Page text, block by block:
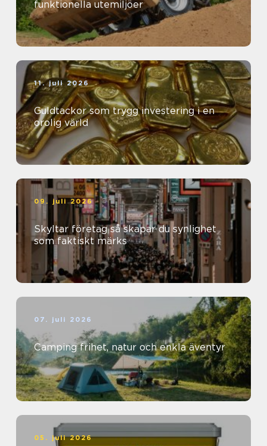
funktionella utemiljöer
11. juli 2026
Guldtackor som trygg investering i en
orolig värld
09. juli 2026
Skyltar företag så skapar du synlighet
som faktiskt märks
07. juli 2026
Camping frihet, natur och enkla äventyr
05. juli 2026